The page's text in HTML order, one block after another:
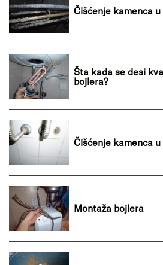
Čišćenje kamenca
Šta kada se desi
bojlera?
Čišćenje kamenca
Montaža bojlera